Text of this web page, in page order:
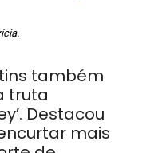
também
truta
Destacou
mais